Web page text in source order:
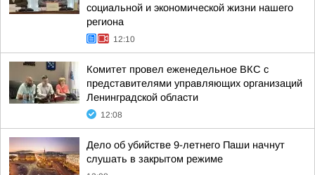
социальной и экономической жизни нашего
региона
12:10
Комитет провел еженедельное ВКС с
представителями управляющих организаций
Ленинградской области
12:08
Дело об убийстве 9-летнего Паши начнут
слушать в закрытом режиме